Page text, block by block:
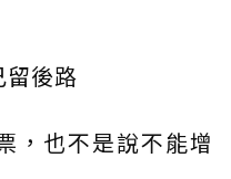
留後路
，也不是說不能增